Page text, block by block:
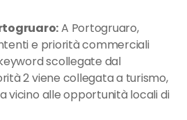
A Portogruaro,
e priorità commerciali
scollegate dal
2 viene collegata a turismo,
vicino alle opportunità locali di